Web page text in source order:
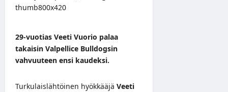
29-vuotias Veeti Vuorio palaa
takaisin Valpellice Bulldogsin
vahvuuteen ensi kaudeksi.
Turkulaislähtöinen hyökkääjä Veeti